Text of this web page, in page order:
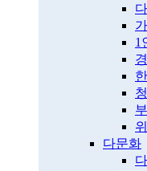
1
다문화